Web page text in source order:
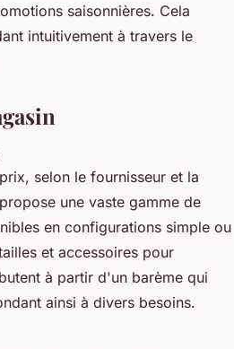
saisonnières. Cela
intuitivement à travers le
selon le fournisseur et la
une vaste gamme de
en configurations simple ou
et accessoires pour
à partir d'un barème qui
ainsi à divers besoins.